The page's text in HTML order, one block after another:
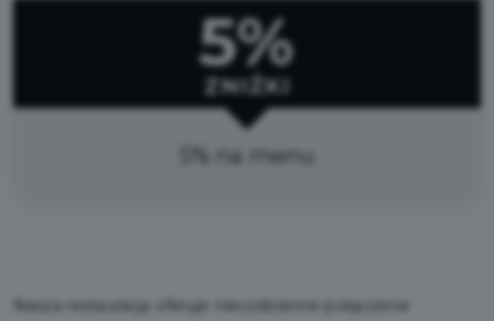
5%
ZNIŻKI
5% na menu
Nasza restauracja oferuje niecodzienne połączenie